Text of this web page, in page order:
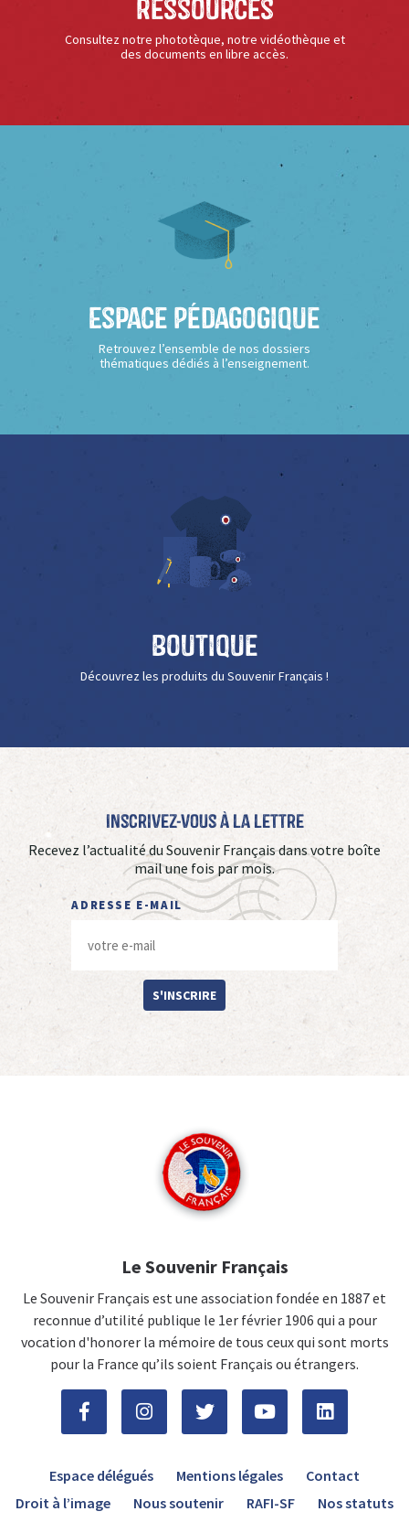
Ressources
Consultez notre phototèque, notre vidéothèque et
des documents en libre accès.
Espace Pédagogique
Retrouvez l’ensemble de nos dossiers
thématiques dédiés à l’enseignement.
Boutique
Découvrez les produits du Souvenir Français !
Inscrivez-vous à La Lettre
Recevez l’actualité du Souvenir Français dans votre boîte
mail une fois par mois.
ADRESSE E-MAIL
S'INSCRIRE
Le Souvenir Français
Le Souvenir Français est une association fondée en 1887 et
reconnue d’utilité publique le 1er février 1906 qui a pour
vocation d'honorer la mémoire de tous ceux qui sont morts
pour la France qu’ils soient Français ou étrangers.
Espace délégués Mentions légales
Contact
Droit à l’image
Nous soutenir RAFI-SF Nos statuts